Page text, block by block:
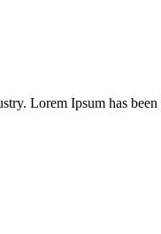
Lorem Ipsum has